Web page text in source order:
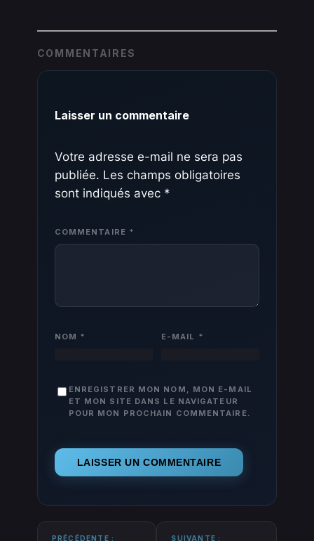
COMMENTAIRES
Laisser un commentaire
Votre adresse e-mail ne sera pas
publiée. Les champs obligatoires
sont indiqués avec *
COMMENTAIRE *
NOM * E-MAIL *
ENREGISTRER MON NOM, MON E-MAIL
ET MON SITE DANS LE NAVIGATEUR
POUR MON PROCHAIN COMMENTAIRE.
PRÉCÉDENTE : SUIVANTE :